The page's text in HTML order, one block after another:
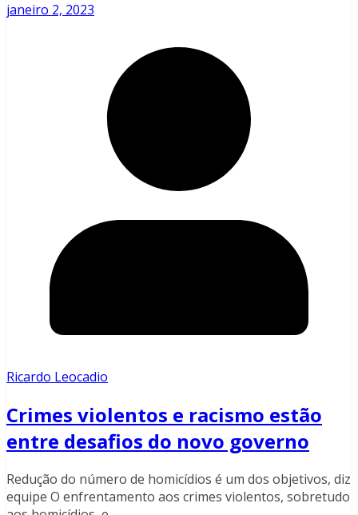
janeiro 2, 2023
Ricardo Leocadio
Crimes violentos e racismo estão
entre desafios do novo governo
Redução do número de homicídios é um dos objetivos, diz
equipe O enfrentamento aos crimes violentos, sobretudo